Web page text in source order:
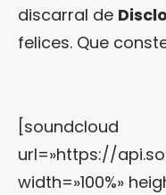
discarral de
felices. Que
[soundcloud
url=»https://
width=»100%»